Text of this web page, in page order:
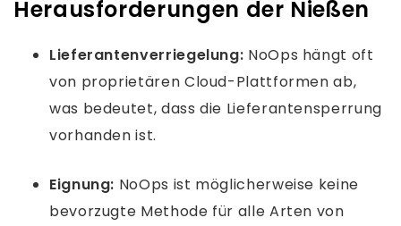
Herausforderungen der Nießen
Lieferantenverriegelung: NoOps hängt oft
von proprietären Cloud-Plattformen ab,
was bedeutet, dass die Lieferantensperrung
vorhanden ist.
Eignung: NoOps ist möglicherweise keine
bevorzugte Methode für alle Arten von